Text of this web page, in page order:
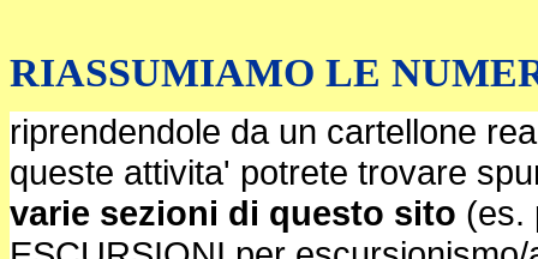
RIASSUMIAMO LE
riprendendole da un cartellone
queste attivita' potrete trovare
varie sezioni di questo sito (es.